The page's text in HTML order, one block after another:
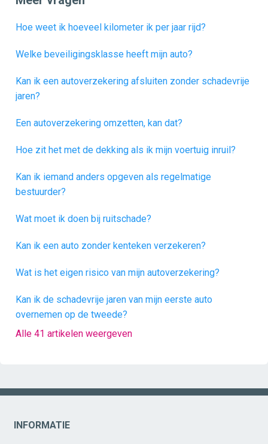
Hoe weet ik hoeveel kilometer ik per jaar rijd?
Welke beveiligingsklasse heeft mijn auto?
Kan ik een autoverzekering afsluiten zonder schadevrije
jaren?
Een autoverzekering omzetten, kan dat?
Hoe zit het met de dekking als ik mijn voertuig inruil?
Kan ik iemand anders opgeven als regelmatige
bestuurder?
Wat moet ik doen bij ruitschade?
Kan ik een auto zonder kenteken verzekeren?
Wat is het eigen risico van mijn autoverzekering?
Kan ik de schadevrije jaren van mijn eerste auto
overnemen op de tweede?
Alle 41 artikelen weergeven
INFORMATIE